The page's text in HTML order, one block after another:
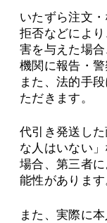
いたずら注文
拒否などによ
害を与えた場
機関に報告・警
また、法的手
ただきます。
代引き発送し
な人はいない
場合、第三者
能性があります
また、実際に